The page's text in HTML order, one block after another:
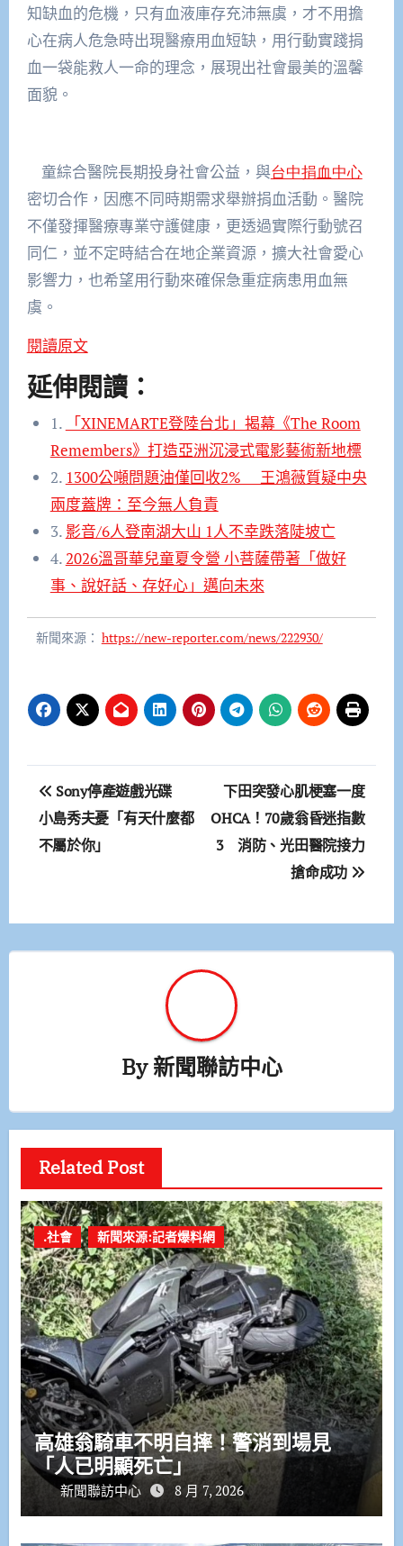
知缺血的危機，只有血液庫存充沛無虞， 才不用擔
心在病人危急時出現醫療用血短缺， 用行動實踐捐
血一袋能救人一命的理念， 展現出社會最美的溫馨
面貌。
童綜合醫院長期投身社會公益，與台中捐血中心
密切合作， 因應不同時期需求舉辦捐血活動。醫院
不僅發揮醫療專業守護健康， 更透過實際行動號召
同仁，並不定時結合在地企業資源， 擴大社會愛心
影響力，也希望用行動來確保急重症病患用血無
虞。
閱讀原文
延伸閱讀：
1.
「XINEMARTE登陸台北」揭幕《The Room
Remembers》打造亞洲沉浸式電影藝術新地標
2. 1300公噸問題油僅回收2% 王鴻薇質疑中央
兩度蓋牌：至今無人負責
3. 影音/6人登南湖大山 1人不幸跌落陡坡亡
4.2026溫哥華兒童夏令營 小菩薩帶著「做好
事、說好話、存好心」邁向未來
新聞來源： https://new-reporter.com/news/222930/
文
章
導
Sony停產遊戲光碟
小島秀夫憂「有天什麼都
不屬於你」
下田突發心肌梗塞一度
OHCA！70歲翁昏迷指數
3 消防、光田醫院接力
搶命成功
By新聞聯訪中心
Related Post
.社會 新聞來源:記者爆料網
高雄翁騎車不明自摔！警消到場見
「人已明顯死亡」
新聞聯訪中心 8 月 7, 2026